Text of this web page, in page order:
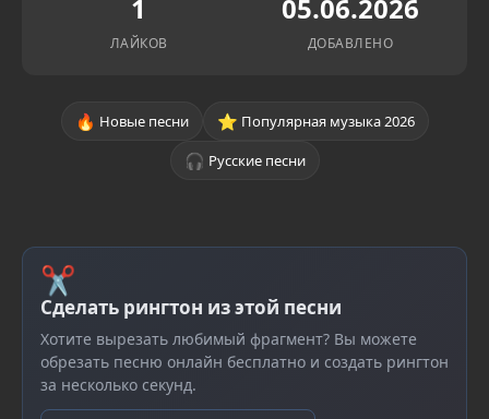
1
ЛАЙКОВ
05.06.2026
ДОБАВЛЕНО
🔥 Новые песни ⭐ Популярная музыка 2026
🎧 Русские песни
✂
Сделать рингтон из этой песни
Хотите вырезать любимый фрагмент? Вы можете
обрезать песню онлайн бесплатно и создать рингтон
за несколько секунд.